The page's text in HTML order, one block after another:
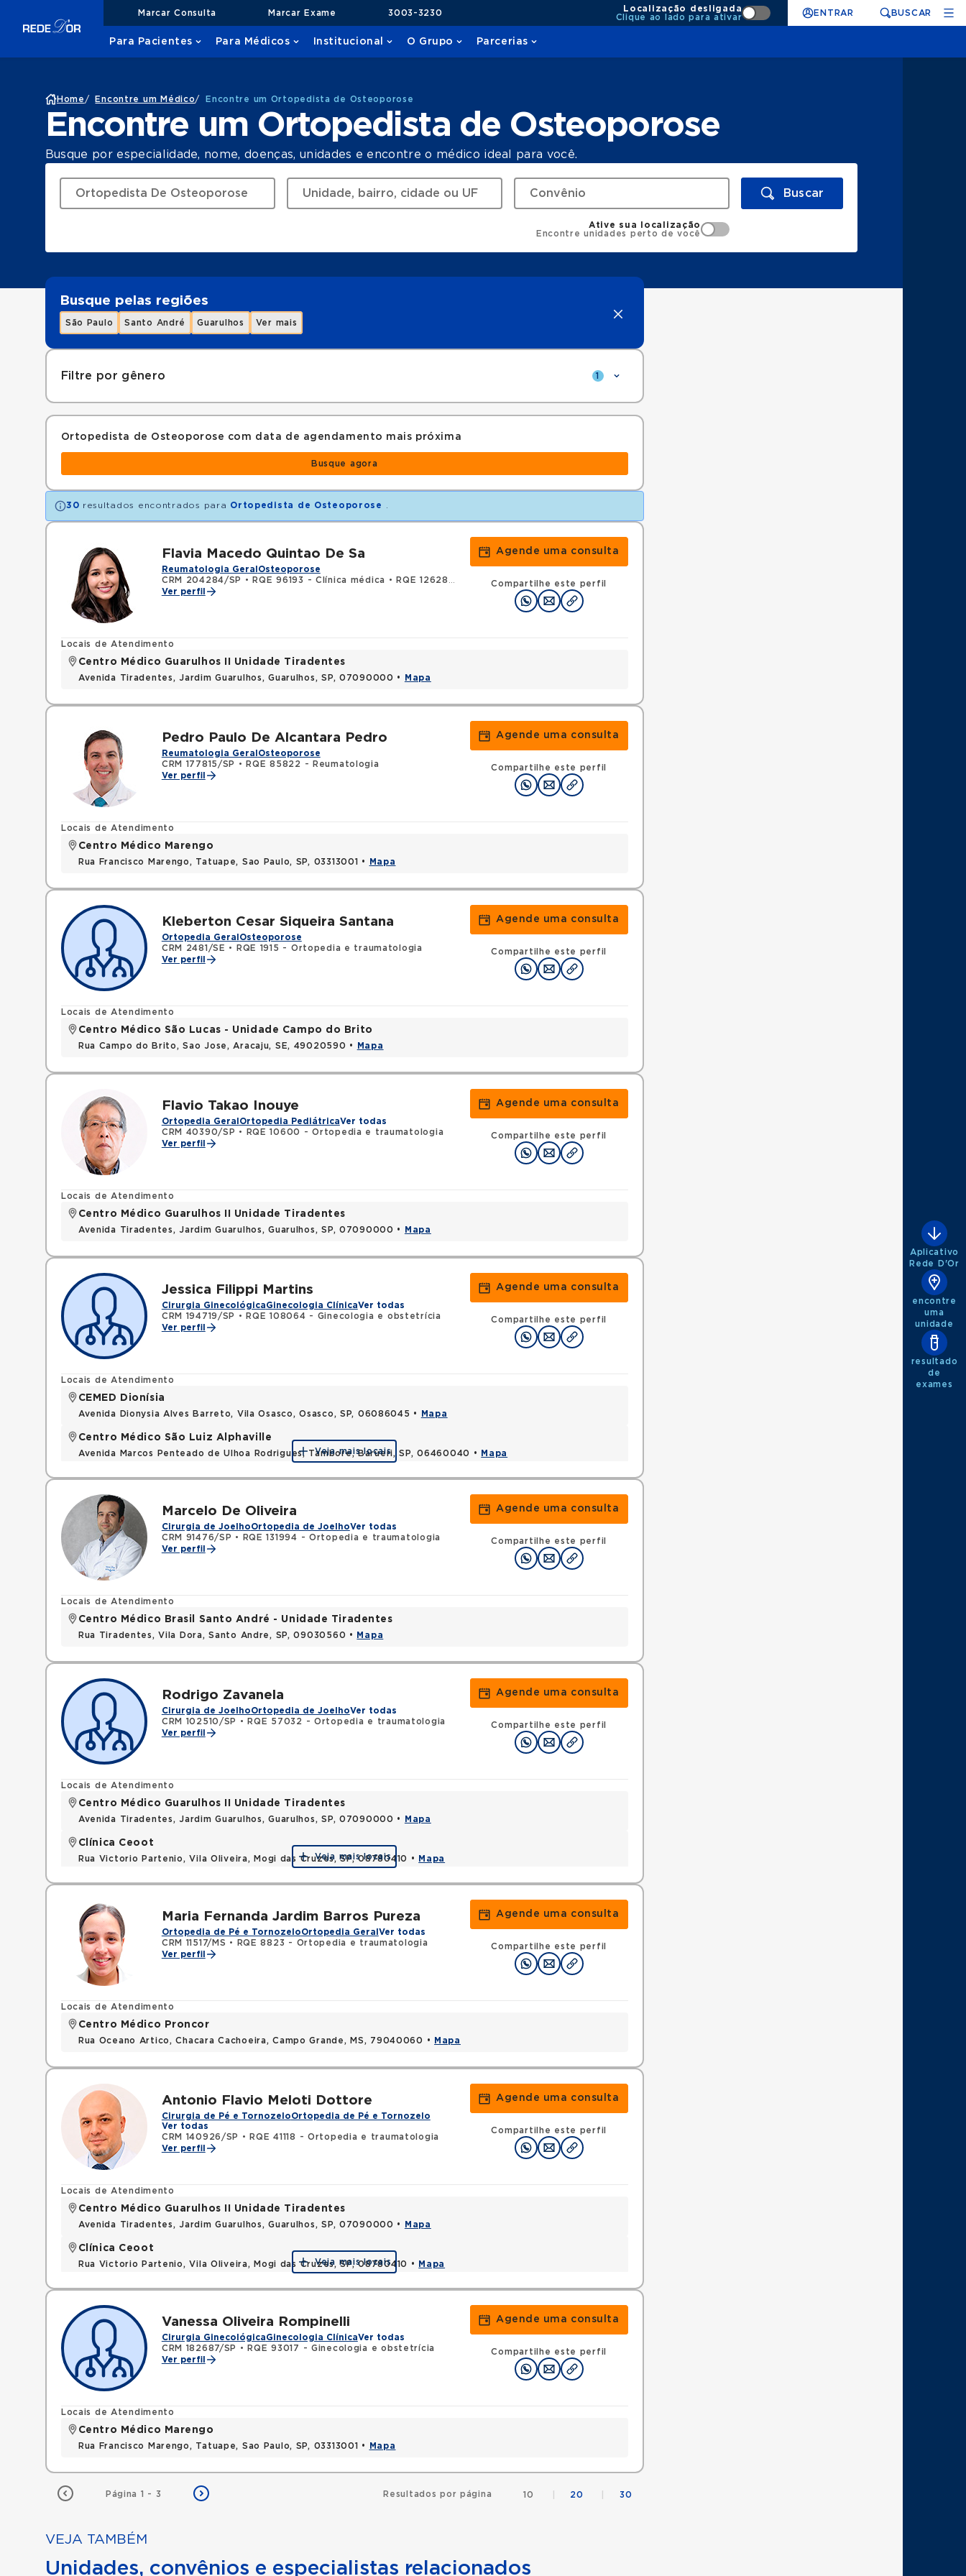
Marcar Consulta Marcar Exame 3003-3230
Localização desligada
Clique ao lado para ativar
ENTRAR BUSCAR
Para Pacientes Para Médicos Institucional O Grupo Parcerias
Home / Encontre um Médico/ Encontre um Ortopedista de Osteoporose
Encontre um Ortopedista de Osteoporose
Busque por especialidade, nome, doenças, unidades e encontre o médico ideal para você.
Buscar
Ative sua localização
Encontre unidades perto de você
Busque pelas regiões
São Paulo Santo André Guarulhos Ver mais
Filtre por gênero 1
Ortopedista de Osteoporose com data de agendamento mais próxima
Busque agora
30 resultados encontrados para Ortopedista de Osteoporose
Flavia Macedo Quintao De Sa
Reumatologia Geral Osteoporose
CRM 204284/SP
• RQE 96193 - Clínica médica •
RQE 126283 - Reumatologia
Ver perfil
Agende uma consulta
Compartilhe este perfil
Locais de Atendimento
Centro Médico Guarulhos II Unidade Tiradentes
Avenida Tiradentes, Jardim Guarulhos, Guarulhos, SP, 07090000 • Mapa
Pedro Paulo De Alcantara Pedro
Reumatologia Geral Osteoporose
CRM 177815/SP
•
RQE 85822 - Reumatologia
Ver perfil
Agende uma consulta
Compartilhe este perfil
Locais de Atendimento
Centro Médico Marengo
Rua Francisco Marengo, Tatuape, Sao Paulo, SP, 03313001 • Mapa
Kleberton Cesar Siqueira Santana
Ortopedia Geral Osteoporose
CRM 2481/SE •
RQE 1915 - Ortopedia e traumatologia
Ver perfil
Agende uma consulta
Compartilhe este perfil
Locais de Atendimento
Centro Médico São Lucas - Unidade Campo do Brito
Rua Campo do Brito, Sao Jose, Aracaju, SE, 49020590 • Mapa
Flavio Takao Inouye
Ortopedia Geral Ortopedia PediátricaVer todas
CRM 40390/SP •
RQE 10600 - Ortopedia e traumatologia
Ver perfil
Agende uma consulta
Compartilhe este perfil
Locais de Atendimento
Centro Médico Guarulhos II Unidade Tiradentes
Avenida Tiradentes, Jardim Guarulhos, Guarulhos, SP, 07090000 • Mapa
Jessica Filippi Martins
Cirurgia GinecológicaGinecologia ClínicaVer todas
CRM 194719/SP
•
RQE 108064 - Ginecologia e obstetrícia
Ver perfil
Agende uma consulta
Compartilhe este perfil
Locais de Atendimento
CEMED Dionísia
Avenida Dionysia Alves Barreto, Vila Osasco, Osasco, SP, 06086045 • Mapa
Centro Médico São Luiz Alphaville
Avenida Marcos Penteado de Ulhoa Rodrigues, Tambore, Barueri, SP, 06460040 • Mapa
Veja mais locais
Marcelo De Oliveira
Cirurgia de JoelhoOrtopedia de JoelhoVer todas
CRM 91476/SP •
RQE 131994 - Ortopedia e traumatologia
Ver perfil
Agende uma consulta
Compartilhe este perfil
Locais de Atendimento
Centro Médico Brasil Santo André - Unidade Tiradentes
Rua Tiradentes, Vila Dora, Santo Andre, SP, 09030560 • Mapa
Rodrigo Zavanela
Cirurgia de JoelhoOrtopedia de JoelhoVer todas
CRM 102510/SP
•
RQE 57032 - Ortopedia e traumatologia
Ver perfil
Agende uma consulta
Compartilhe este perfil
Locais de Atendimento
Centro Médico Guarulhos II Unidade Tiradentes
Avenida Tiradentes, Jardim Guarulhos, Guarulhos, SP, 07090000 • Mapa
Clínica Ceoot
Rua Victorio Partenio, Vila Oliveira, Mogi das Cruzes, SP, 08780410 • Mapa
Veja mais locais
Maria Fernanda Jardim Barros Pureza
Ortopedia de Pé e TornozeloOrtopedia Geral Ver todas
CRM 11517/MS •
RQE 8823 - Ortopedia e traumatologia
Ver perfil
Agende uma consulta
Compartilhe este perfil
Locais de Atendimento
Centro Médico Proncor
Rua Oceano Artico, Chacara Cachoeira, Campo Grande, MS, 79040060 • Mapa
Antonio Flavio Meloti Dottore
Cirurgia de Pé e TornozeloOrtopedia de Pé e Tornozelo
Ver todas
CRM 140926/SP
•
RQE 41118 - Ortopedia e traumatologia
Ver perfil
Agende uma consulta
Compartilhe este perfil
Locais de Atendimento
Centro Médico Guarulhos II Unidade Tiradentes
Avenida Tiradentes, Jardim Guarulhos, Guarulhos, SP, 07090000 • Mapa
Clínica Ceoot
Rua Victorio Partenio, Vila Oliveira, Mogi das Cruzes, SP, 08780410 • Mapa
Veja mais locais
Vanessa Oliveira Rompinelli
Cirurgia GinecológicaGinecologia ClínicaVer todas
CRM 182687/SP
•
RQE 93017 - Ginecologia e obstetrícia
Ver perfil
Agende uma consulta
Compartilhe este perfil
Locais de Atendimento
Centro Médico Marengo
Rua Francisco Marengo, Tatuape, Sao Paulo, SP, 03313001 • Mapa
Página 1 - 3 Resultados por página 10 20 30
VEJA TAMBÉM
Unidades, convênios e especialistas relacionados
Aplicativo
Rede D'Or
encontre
uma
unidade
resultado
de
exames